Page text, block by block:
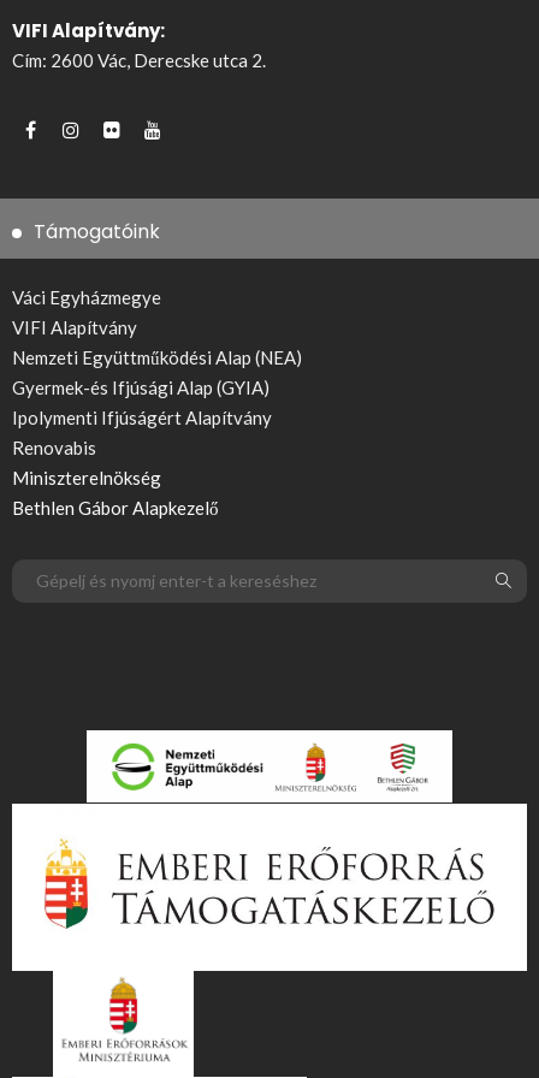
VIFI Alapítvány:
Cím: 2600 Vác, Derecske utca 2.
Támogatóink
Váci Egyházmegye
VIFI Alapítvány
Nemzeti Együttműködési Alap (NEA)
Gyermek-és Ifjúsági Alap (GYIA)
Ipolymenti Ifjúságért Alapítvány
Renovabis
Miniszterelnökség
Bethlen Gábor Alapkezelő